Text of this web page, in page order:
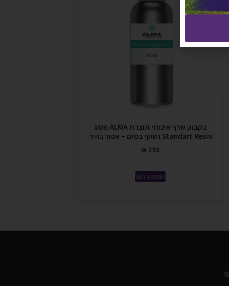
בקבוק שרף איכותי תוצרת ALMA מסוג
Standart Resin נשטף במים – אפור בהיר
₪ 293
הוספה לסל